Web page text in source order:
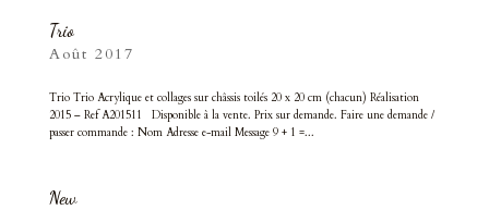
Trio
Août 2017
Trio Trio Acrylique et collages sur châssis toilés 20 x 20 cm (chacun) Réalisation
2015 – Ref A201511 Disponible à la vente. Prix sur demande. Faire une demande /
passer commande : Nom Adresse e-mail Message 9 + 1 =...
New